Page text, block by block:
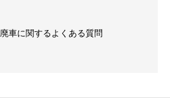
廃車に関するよくある質問